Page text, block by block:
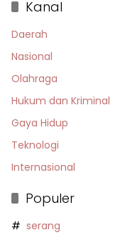
Kanal
Daerah
Nasional
Olahraga
Hukum dan Kriminal
Gaya Hidup
Teknologi
Internasional
Populer
serang